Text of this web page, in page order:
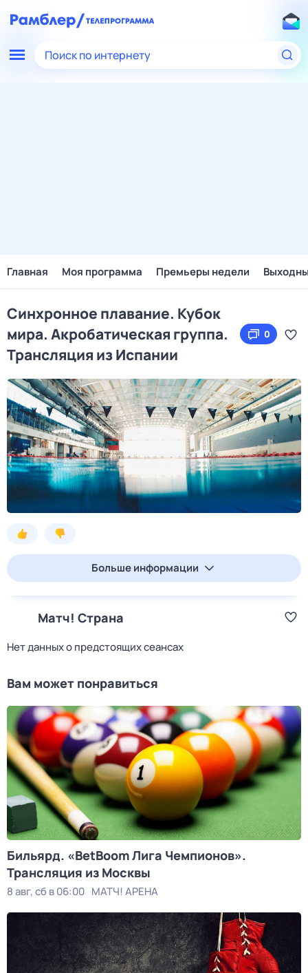
Поиск по интернету
Главная Моя программа Премьеры недели
Синхронное плавание. Кубок
мира. Акробатическая группа.
Трансляция из Испании
0
Больше информации
Матч! Страна
Нет данных о предстоящих сеансах
Вам может понравиться
Бильярд. «BetBoom Лига Чемпионов».
Трансляция из Москвы
8 авг, сб в 06:00 МАТЧ! АРЕНА